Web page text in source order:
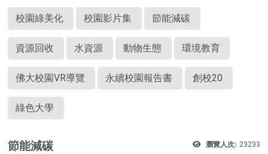
校園綠美化 校園影片集 節能減碳
資源回收 水資源 動物生態 環境教育
佛大校園VR導覽 永續校園報告書 創校20
綠色大學
瀏覽人次: 23233
節能減碳